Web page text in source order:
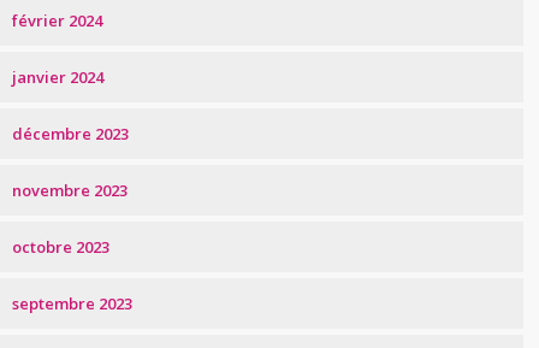
février 2024
janvier 2024
décembre 2023
novembre 2023
octobre 2023
septembre 2023